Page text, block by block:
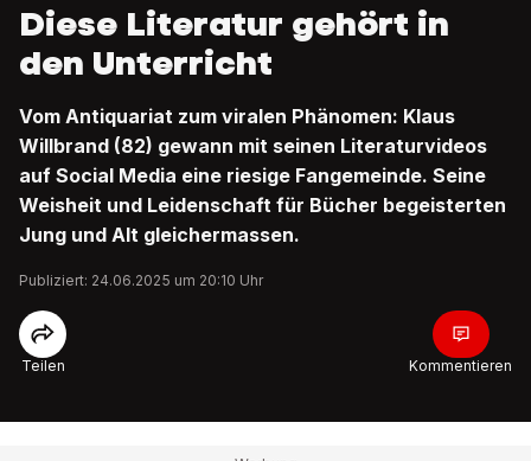
Diese Literatur gehört in
den Unterricht
Vom Antiquariat zum viralen Phänomen: Klaus
Willbrand (82) gewann mit seinen Literaturvideos
auf Social Media eine riesige Fangemeinde. Seine
Weisheit und Leidenschaft für Bücher begeisterten
Jung und Alt gleichermassen.
Publiziert: 24.06.2025 um 20:10 Uhr
Teilen Kommentieren